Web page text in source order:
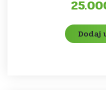
Dodaj